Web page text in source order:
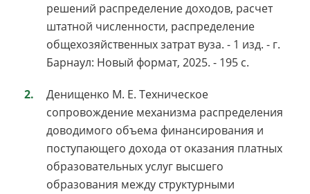
решений распределение доходов, расчет
штатной численности, распределение
общехозяйственных затрат вуза. - 1 изд. - г.
Барнаул: Новый формат, 2025. - 195 с.
Денищенко М. Е. Техническое
сопровождение механизма распределения
доводимого объема финансирования и
поступающего дохода от оказания платных
образовательных услуг высшего
образования между структурными